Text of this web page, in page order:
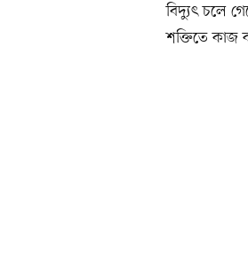
বিদ্যুৎ চলে
শক্তিতে কাজ